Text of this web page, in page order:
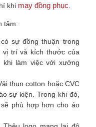
khi may đồng phục
tâm:
sự đồng thuận trong
vị trí và kích thước của
làm việc với xưởng
thun cotton hoặc CVC
sự kiện. Trong khi đó,
phù hợp hơn cho áo